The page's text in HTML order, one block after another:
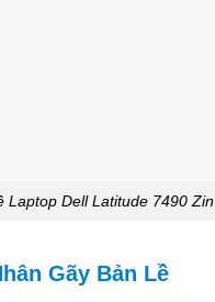
Laptop Dell Latitude 7490 Zin
Gãy Bản Lề